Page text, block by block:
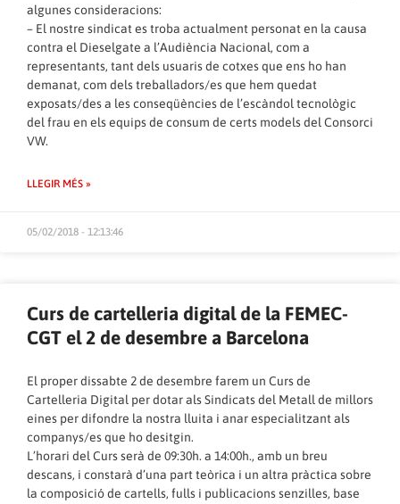
algunes consideracions:
– El nostre sindicat es troba actualment personat en la causa
contra el Dieselgate a l’Audiència Nacional, com a
representants, tant dels usuaris de cotxes que ens ho han
demanat, com dels treballadors/es que hem quedat
exposats/des a les conseqüències de l’escàndol tecnològic
del frau en els equips de consum de certs models del Consorci
VW.
LLEGIR MÉS »
05/02/2018 - 12:13:46
Curs de cartelleria digital de la FEMEC-
CGT el 2 de desembre a Barcelona
El proper dissabte 2 de desembre farem un Curs de
Cartelleria Digital per dotar als Sindicats del Metall de millors
eines per difondre la nostra lluita i anar especialitzant als
companys/es que ho desitgin.
L’horari del Curs serà de 09:30h. a 14:00h., amb un breu
descans, i constarà d’una part teòrica i un altra pràctica sobre
la composició de cartells, fulls i publicacions senzilles, base